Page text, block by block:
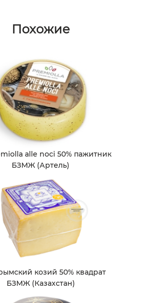
Похожие
alle noci 50% пажитник
БЗМЖ (Артель)
козий 50% квадрат
БЗМЖ (Казахстан)